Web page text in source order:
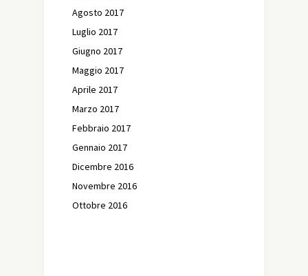
Agosto 2017
Luglio 2017
Giugno 2017
Maggio 2017
Aprile 2017
Marzo 2017
Febbraio 2017
Gennaio 2017
Dicembre 2016
Novembre 2016
Ottobre 2016